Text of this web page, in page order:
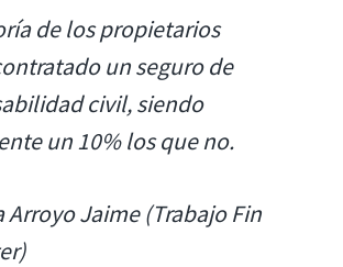
de los propietarios
un seguro de
civil, siendo
un 10% los que no.
Arroyo Jaime (Trabajo Fin